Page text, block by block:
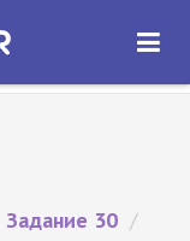
ОТКРЫТЬ
Задание 30 /